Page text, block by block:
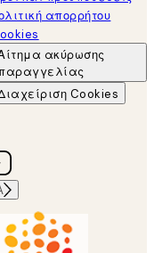
απορρήτου
ακύρωσης
Cookies